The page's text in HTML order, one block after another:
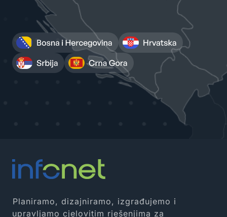
Planiramo, dizajniramo, izgrađujemo i
upravljamo cjelovitim rješenjima za